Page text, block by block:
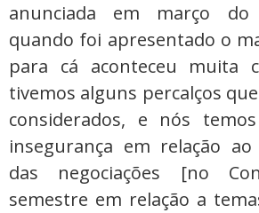
anunciada em março do
quando foi apresentado o
para cá aconteceu muita
tivemos alguns percalços
considerados, e nós
insegurança em relação
das negociações [no
semestre em relação a